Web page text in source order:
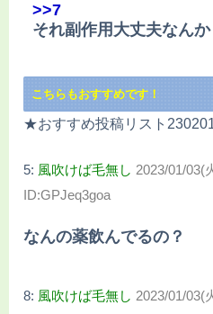
>>7
それ副作用大丈夫なんか
こちらもおすすめです！
★おすすめ投稿リスト
5: 風吹けば毛無し 2023/01/03(
ID:GPJeq3goa
なんの薬飲んでるの？
8: 風吹けば毛無し 2023/01/03(